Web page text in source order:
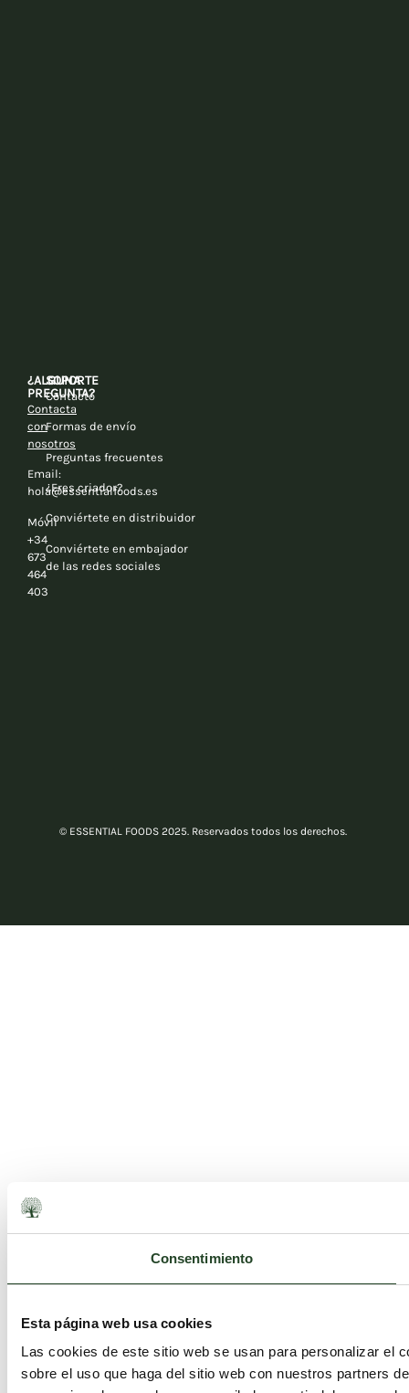
Consentimiento
Esta página web usa cookies
Las cookies de este sitio web se usan para personalizar el
sobre el uso que haga del sitio web con nuestros partners
¿ALGUNA
PREGUNTA?
Contacta
con
nosotros
Email:
hola@essentialfoods.es
Móvil
+34
673
464
403
SOPORTE
Contacto
Formas de envío
Preguntas frecuentes
¿Eres criador?
Conviértete en distribuidor
Conviértete en embajador
de las redes sociales
© ESSENTIAL FOODS 2025. Reservados todos los derechos.